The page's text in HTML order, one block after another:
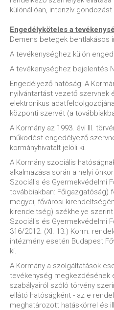
különállóan, intenzív
Engedélyköteles a
Demens betegek bentlakásos
A tevékenységhez külön
A tevékenységhez bejelentés
Engedélyező hatóság: A
nyilvántartást vezető szervnek
elektronikus
központi szervét (a
A Kormány az 1993. évi III.
működést engedélyező
kormányhivatalt jelöli ki.
A Kormány szociális
alkalmazása során a helyi
Szociális és Gyermekvédelmi
továbbiakban: Főigazgatóság)
megyei, fővárosi
kirendeltség) székhelye
Szociális és Gyermekvédelmi
316/2012. (XI. 13.) Korm.
intézmény esetén Budapest
ki.
A Kormány a szolgáltatások
tevékenység megkezdésének
szabályairól szóló törvény
ellátó hatóságként - az e
meghatározott hatáskörrel és